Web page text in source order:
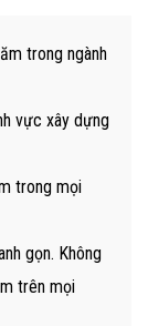
trong ngành
vực xây dựng
trong mọi
gọn. Không
trên mọi